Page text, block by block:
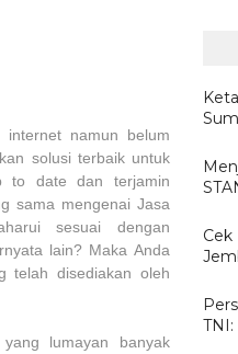
namun belum
solusi terbaik untuk
to date dan terjamin
sama mengenai Jasa
sesuai dengan
lain? Maka Anda
telah disediakan oleh
lumayan banyak
Cek